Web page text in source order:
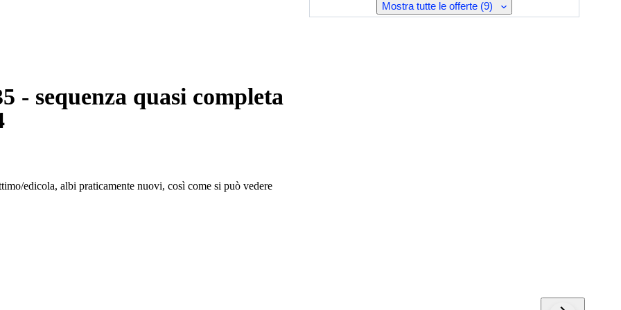
- sequenza quasi completa
edicola, albi praticamente nuovi, così come si può vedere
Mostra tutte le offerte (9)